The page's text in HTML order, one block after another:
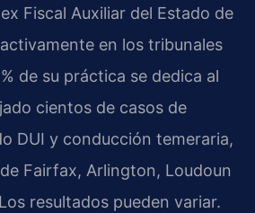
Fiscal Auxiliar del Estado de
en los tribunales
de su práctica se dedica al
cientos de casos de
DUI y conducción temeraria,
Fairfax, Arlington, Loudoun
resultados pueden variar.